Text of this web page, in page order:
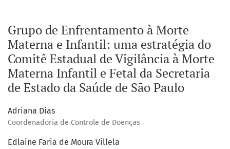
Grupo de Enfrentamento à Morte
Materna e Infantil: uma estratégia do
Comitê Estadual de Vigilância à Morte
Materna Infantil e Fetal da Secretaria
de Estado da Saúde de São Paulo
Adriana Dias
Coordenadoria de Controle de Doenças
Edlaine Faria de Moura Villela